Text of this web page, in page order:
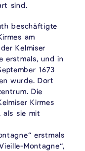
sind.
beschäftigte
am
Kelmiser
erstmals, und in
1673
wurde. Dort
Die
Kirmes
als sie mit
erstmals
Montagne“,